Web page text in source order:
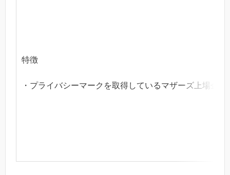
特徴
・プライバシーマークを取得しているマザーズ上場企